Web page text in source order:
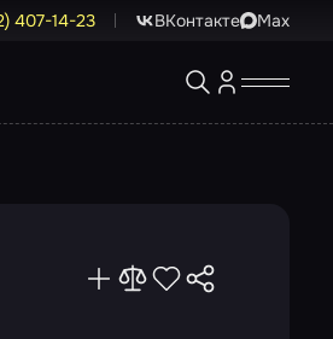
407-14-23 ВКонтакте Max